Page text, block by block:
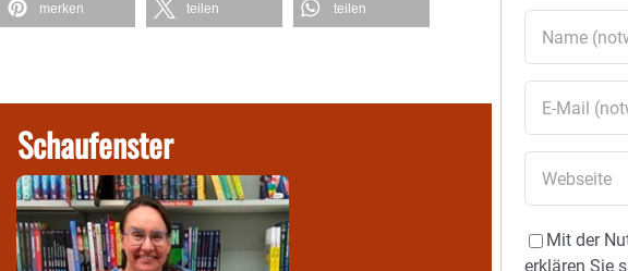
merken teilen teilen
Schaufenster
Mit der
erklären Sie